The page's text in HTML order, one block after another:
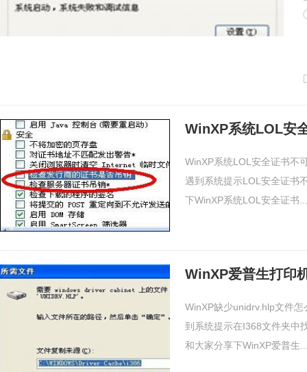
WinXP系统LOL安
WinXP系统LOL安全证书不
遇到系统提示LOL安全证书
下WinXP系统LOL安全证书...
WinXP缺少unidrv.hlp文件
到系统提示在I368文件夹中
和大家分享下WinXP爱普生